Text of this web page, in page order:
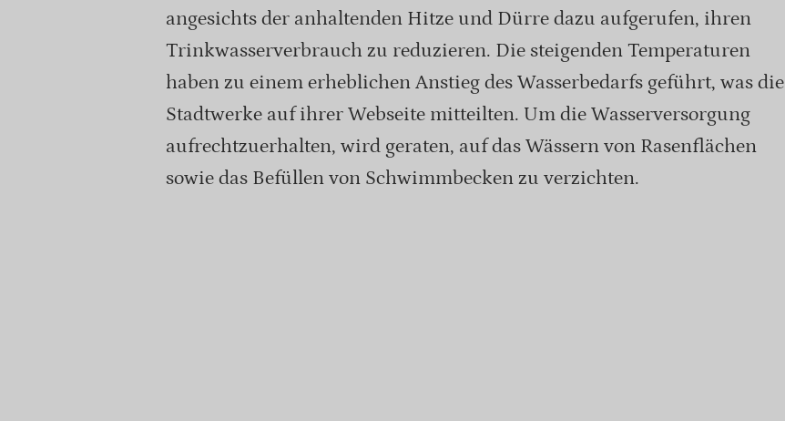
angesichts der anhaltenden Hitze und Dürre dazu aufgerufen, ihren
Trinkwasserverbrauch zu reduzieren. Die steigenden Temperaturen
haben zu einem erheblichen Anstieg des Wasserbedarfs geführt, was die
Stadtwerke auf ihrer Webseite mitteilten. Um die Wasserversorgung
aufrechtzuerhalten, wird geraten, auf das Wässern von Rasenflächen
sowie das Befüllen von Schwimmbecken zu verzichten.